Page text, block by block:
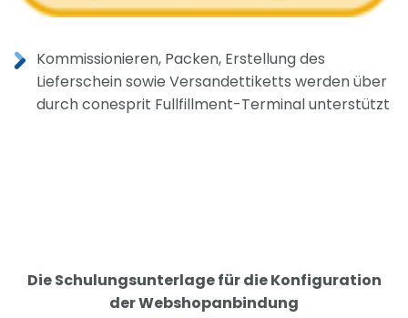
Kommissionieren, Packen, Erstellung des
Lieferschein sowie Versandettiketts werden über
durch conesprit Fullfillment-Terminal unterstützt
Die Schulungsunterlage für die Konfiguration
der Webshopanbindung